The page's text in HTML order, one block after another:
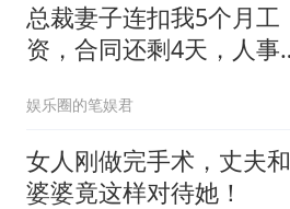
总裁妻子连扣我5个月工
资，合同还剩4天，人事
娱乐圈的笔娱君
女人刚做完手术，丈夫和
婆婆竟这样对待她！